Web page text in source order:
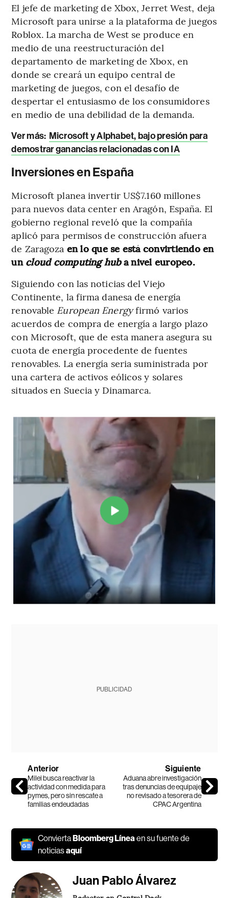
El jefe de marketing de Xbox, Jerret West, deja
Microsoft para unirse a la plataforma de juegos
Roblox. La marcha de West se produce en
medio de una reestructuración del
departamento de marketing de Xbox, en
donde se creará un equipo central de
marketing de juegos, con el desafío de
despertar el entusiasmo de los consumidores
en medio de una debilidad de la demanda.
Ver más: Microsoft y Alphabet, bajo presión para
demostrar ganancias relacionadas con IA
Inversiones en España
Microsoft planea invertir US$7.160 millones
para nuevos data center en Aragón, España. El
gobierno regional reveló que la compañía
aplicó para permisos de construcción afuera
de Zaragoza en lo que se está convirtiendo en
un cloud computing huba nivel europeo.
Siguiendo con las noticias del Viejo
Continente, la firma danesa de energía
renovable European Energyfirmó varios
acuerdos de compra de energía a largo plazo
con Microsoft, que de esta manera asegura su
cuota de energía procedente de fuentes
renovables. La energía seria suministrada por
una cartera de activos eólicos y solares
situados en Suecia y Dinamarca.
PUBLICIDAD
Anterior
Milei busca reactivar la
actividad con medida para
pymes, pero sin rescate a
familias endeudadas
Siguiente
Aduana abre investigación
tras denuncias de equipaje
no revisado a tesorera de
CPAC Argentina
ConviertaBloomberg Línea en su fuente de
noticiasaquí
Juan Pablo Álvarez